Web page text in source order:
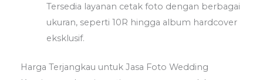
Tersedia layanan cetak foto dengan berbagai
ukuran, seperti 10R hingga album hardcover
eksklusif.
Harga Terjangkau untuk Jasa Foto Wedding